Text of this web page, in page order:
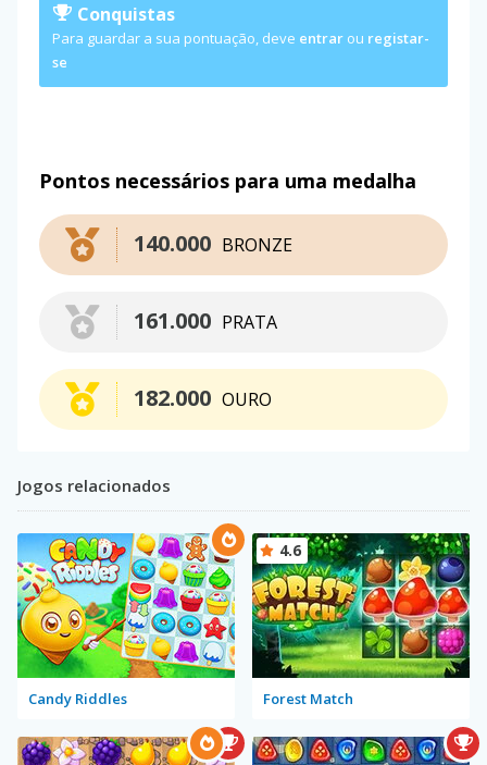
Conquistas
Para guardar a sua pontuação, deve entrar ou registar-
se
Pontos necessários para uma medalha
BRONZE
140.000
PRATA
161.000
OURO
182.000
Jogos relacionados
Candy Riddles Forest Match
4.6